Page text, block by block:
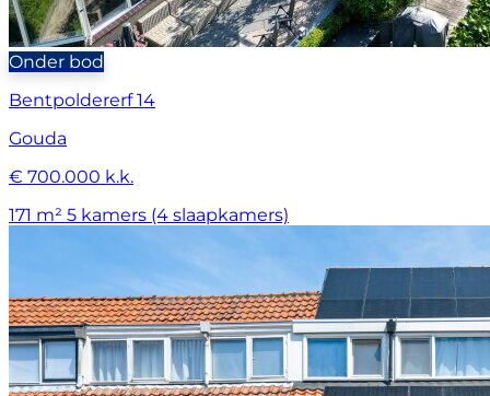
Onder bod
Bentpoldererf 14
Gouda
€ 700.000 k.k.
171 m² 5 kamers (4 slaapkamers)